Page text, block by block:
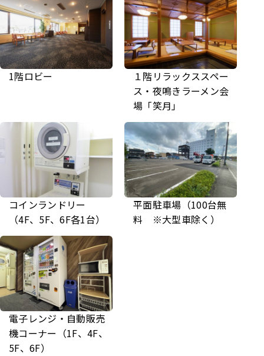
1階ロビー
１階リラックススペー
ス・夜鳴きラーメン会
場「笑月」
コインランドリー
（4F、5F、6F各1台）
平面駐車場（100台無
料 ※大型車除く）
電子レンジ・自動販売
機コーナー（1F、4F、
5F、6F）